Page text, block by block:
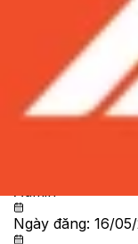
hàng - Sự kiện
Chip
Galaxy S8
về hiệu
Admin
Ngày đăng: 16/